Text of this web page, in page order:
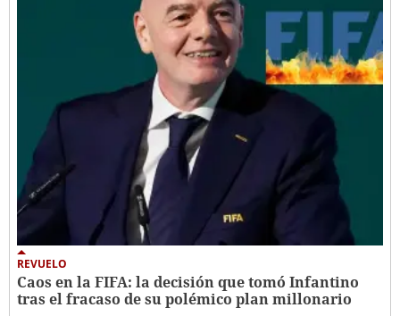
REVUELO
Caos en la FIFA: la decisión que tomó Infantino
tras el fracaso de su polémico plan millonario